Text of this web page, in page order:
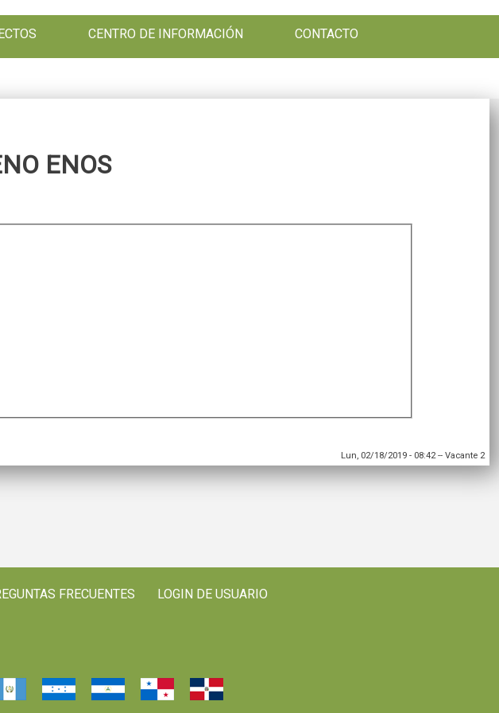
CENTRO DE INFORMACIÓN CONTACTO
ENOS
Lun, 02/18/2019 - 08:42--Vacante 2
FRECUENTES LOGIN DE USUARIO